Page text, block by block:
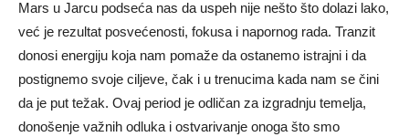
Mars u Jarcu podseća nas da uspeh nije nešto što dolazi lako,
već je rezultat posvećenosti, fokusa i napornog rada. Tranzit
donosi energiju koja nam pomaže da ostanemo istrajni i da
postignemo svoje ciljeve, čak i u trenucima kada nam se čini
da je put težak. Ovaj period je odličan za izgradnju temelja,
donošenje važnih odluka i ostvarivanje onoga što smo